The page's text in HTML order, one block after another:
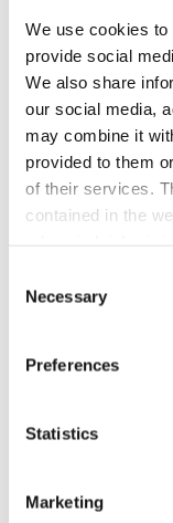
We use cookies
provide social
We also share
our social media,
may combine it
provided to them
of their services.
contained in the
121387608.
Selection
Necessary
Preferences
Statistics
Marketing